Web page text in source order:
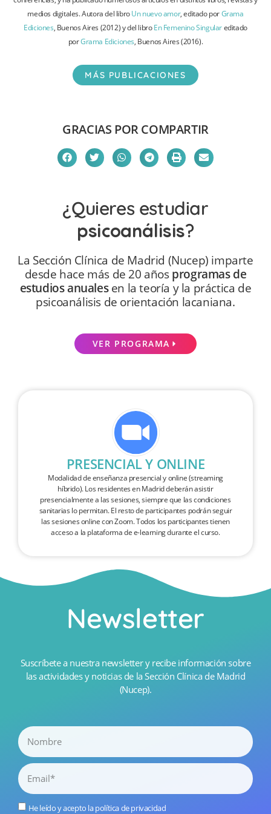
medios digitales. Autora del libroUn nuevo amor, editado porGrama
Ediciones, Buenos Aires (2012) y del libroEn Femenino Singulareditado
porGrama Ediciones, Buenos Aires (2016).
MÁS PUBLICACIONES
GRACIAS POR COMPARTIR
¿Quieres estudiar
psicoanálisis?
La Sección Clínica de Madrid (Nucep) imparte
desde hace más de 20 añosprogramas de
estudios anualesen la teoría y la práctica de
psicoanálisis de orientación lacaniana.
VER PROGRAMA
PRESENCIAL Y ONLINE
Modalidad de enseñanza presencial y online (streaming
híbrido). Los residentes en Madrid deberán asistir
presencialmente a las sesiones, siempre que las condiciones
sanitarias lo permitan. El resto de participantes podrán seguir
las sesiones online con Zoom. Todos los participantes tienen
acceso a la plataforma de e-learning durante el curso.
Newsletter
Suscríbete a nuestra newsletter y recibe información sobre
las actividades y noticias de la Sección Clínica de Madrid
(Nucep).
He leído y acepto lapolítica de privacidad